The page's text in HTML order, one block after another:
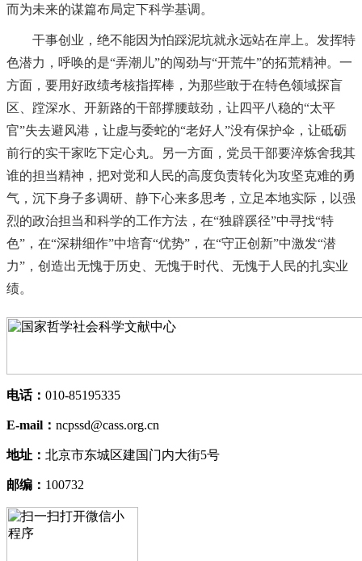
而为未来的谋篇布局定下科学基调。
干事创业，绝不能因为怕踩泥坑就永远站在岸上。发挥特
色潜力，呼唤的是“弄潮儿”的闯劲与“开荒牛”的拓荒精神。一
方面，要用好政绩考核指挥棒，为那些敢于在特色领域探盲
区、蹚深水、开新路的干部撑腰鼓劲，让四平八稳的“太平
官”失去避风港，让虚与委蛇的“老好人”没有保护伞，让砥砺
前行的实干家吃下定心丸。另一方面，党员干部要淬炼舍我其
谁的担当精神，把对党和人民的高度负责转化为攻坚克难的勇
气，沉下身子多调研、静下心来多思考，立足本地实际，以强
烈的政治担当和科学的工作方法，在“独辟蹊径”中寻找“特
色”，在“深耕细作”中培育“优势”，在“守正创新”中激发“潜
力”，创造出无愧于历史、无愧于时代、无愧于人民的扎实业
绩。
电话： 010-85195335
E-mail： ncpssd@cass.org.cn
地址： 北京市东城区建国门内大街5号
邮编： 100732